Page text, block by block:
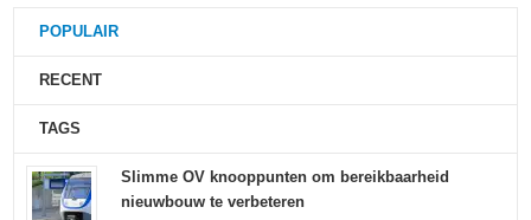
POPULAIR
RECENT
TAGS
Slimme OV knooppunten om bereikbaarheid
nieuwbouw te verbeteren